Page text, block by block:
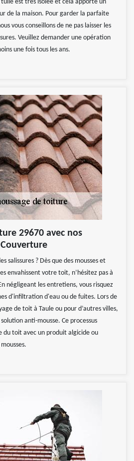
tuile est très isolée et cela apporte un
de la maison. Pour garder la parfaite
vous conseillons de ne pas laisser les
Veuillez demander une opération
une fois tous les ans.
29670 avec nos
salissures ? Dès que des mousses et
envahissent votre toit, n’hésitez pas à
négligeant les entretiens, vous risquez
d'infiltration d'eau ou de fuites. Lors de
de toit à Taule ou pour d’autres villes,
anti-mousse. Ce processus
du toit avec un produit algicide ou